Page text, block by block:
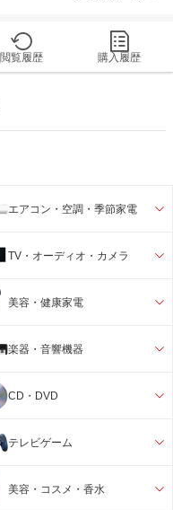
閲覧履歴 購入履歴
エアコン・空調・季節家電
TV・オーディオ・カメラ
美容・健康家電
楽器・音響機器
CD・DVD
テレビゲーム
美容・コスメ・香水